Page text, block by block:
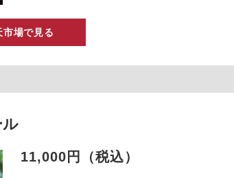
市場で見る
11,000円（税込）